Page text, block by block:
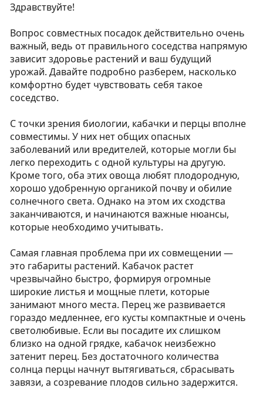
Здравствуйте!
Вопрос совместных посадок действительно очень
важный, ведь от правильного соседства напрямую
зависит здоровье растений и ваш будущий
урожай. Давайте подробно разберем, насколько
комфортно будет чувствовать себя такое
соседство.
С точки зрения биологии, кабачки и перцы вполне
совместимы. У них нет общих опасных
заболеваний или вредителей, которые могли бы
легко переходить с одной культуры на другую.
Кроме того, оба этих овоща любят плодородную,
хорошо удобренную органикой почву и обилие
солнечного света. Однако на этом их сходства
заканчиваются, и начинаются важные нюансы,
которые необходимо учитывать.
Самая главная проблема при их совмещении —
это габариты растений. Кабачок растет
чрезвычайно быстро, формируя огромные
широкие листья и мощные плети, которые
занимают много места. Перец же развивается
гораздо медленнее, его кусты компактные и очень
светолюбивые. Если вы посадите их слишком
близко на одной грядке, кабачок неизбежно
затенит перец. Без достаточного количества
солнца перцы начнут вытягиваться, сбрасывать
завязи, а созревание плодов сильно задержится.